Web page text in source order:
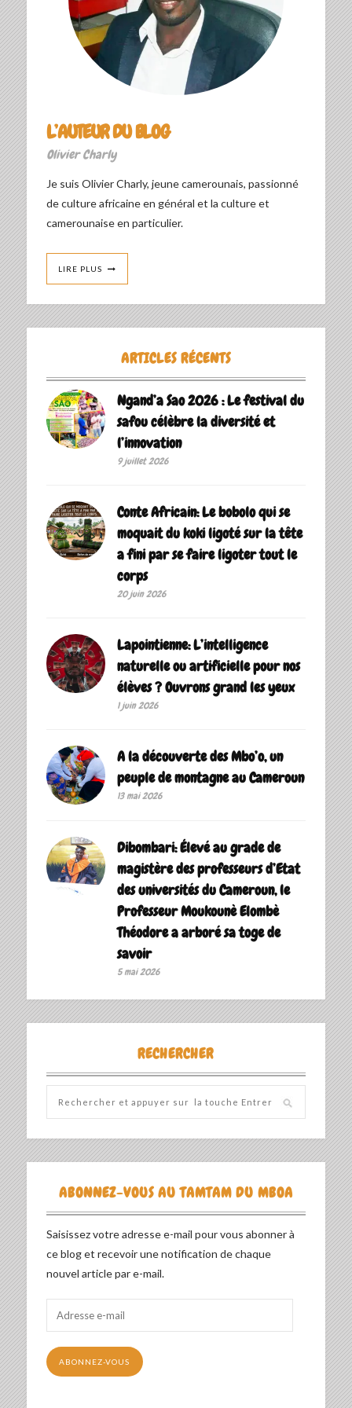
L’AUTEUR DU BLOG
Olivier Charly
Je suis Olivier Charly, jeune camerounais, passionné
de culture africaine en général et la culture et
camerounaise en particulier.
LIRE PLUS
ARTICLES RÉCENTS
Ngand’a Sao 2026 : Le festival du
safou célèbre la diversité et
l’innovation
9 juillet 2026
Conte Africain: Le bobolo qui se
moquait du koki ligoté sur la tête
a fini par se faire ligoter tout le
corps
20 juin 2026
Lapointienne: L’intelligence
naturelle ou artificielle pour nos
élèves ? Ouvrons grand les yeux
1 juin 2026
A la découverte des Mbo’o, un
peuple de montagne au Cameroun
13 mai 2026
Dibombari: Élevé au grade de
magistère des professeurs d’Etat
des universités du Cameroun, le
Professeur Moukounè Elombè
Théodore a arboré sa toge de
savoir ‎
5 mai 2026
RECHERCHER
ABONNEZ-VOUS AU TAMTAM DU MBOA
Saisissez votre adresse e-mail pour vous abonner à
ce blog et recevoir une notification de chaque
nouvel article par e-mail.
mail
ABONNEZ-VOUS